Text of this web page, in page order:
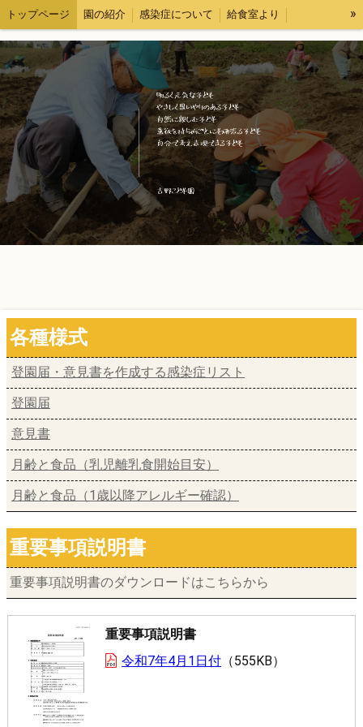
トップページ 園の紹介 感染症について 給食室より
各種様式 求人情報 ブログ 情報公開
»
各種様式
登園届・意見書を作成する感染症リスト
登園届
意見書
月齢と食品（乳児離乳食開始目安）
月齢と食品（1歳以降アレルギー確認）
重要事項説明書
重要事項説明書のダウンロードはこちらから
重要事項説明書
令和7年4月1日付
555KB